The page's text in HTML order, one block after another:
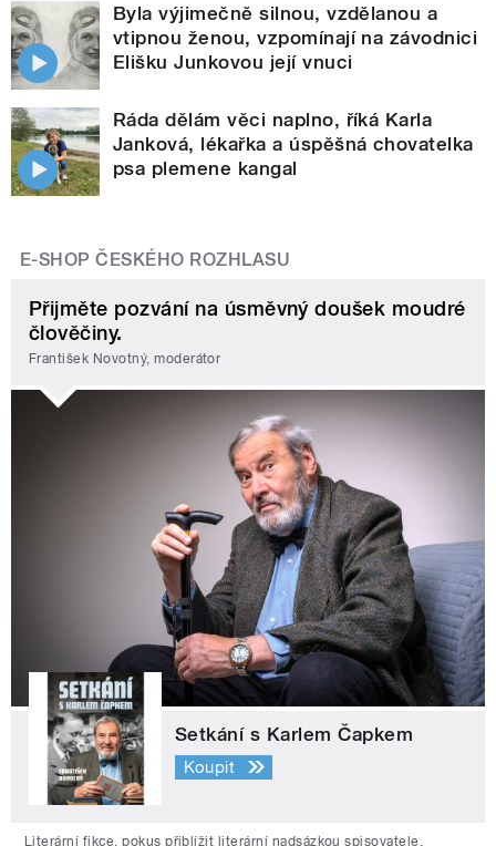
Byla výjimečně silnou, vzdělanou a
vtipnou ženou, vzpomínají na závodnici
Elišku Junkovou její vnuci
Ráda dělám věci naplno, říká Karla
Janková, lékařka a úspěšná chovatelka
psa plemene kangal
E-SHOP ČESKÉHO ROZHLASU
Přijměte pozvání na úsměvný doušek moudré
člověčiny.
František Novotný, moderátor
Setkání s Karlem Čapkem
Koupit
Literární fikce, pokus přiblížit literární nadsázkou spisovatele,